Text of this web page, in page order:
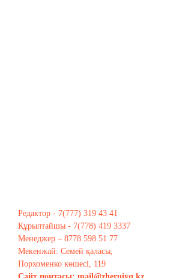
Редактор - 7(777) 319 43 41
Құрылтайшы - 7(778) 419 3337
Менеджер – 8778 598 51 77
Мекенжай: Семей қаласы,
Порхоменко көшесі, 119